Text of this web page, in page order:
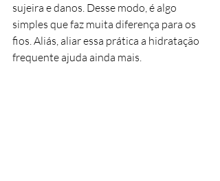
sujeira e danos. Desse modo, é algo
simples que faz muita diferença para os
fios. Aliás, aliar essa prática a hidratação
frequente ajuda ainda mais.